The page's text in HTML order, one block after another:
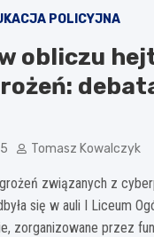
POLICYJNA
obliczu
Tomasz Kowalczyk
związanych z
się w auli I Liceum
zorganizowane przez